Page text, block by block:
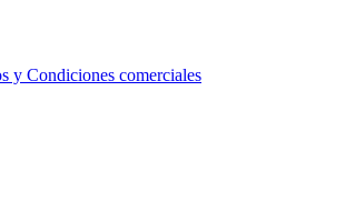
y Condiciones comerciales